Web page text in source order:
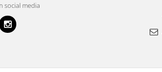
social media